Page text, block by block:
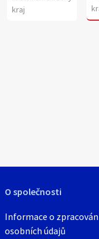
kraj
O společnosti
Informace o
osobních údajů